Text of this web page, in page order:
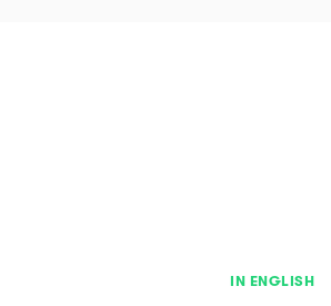
IN ENGLISH